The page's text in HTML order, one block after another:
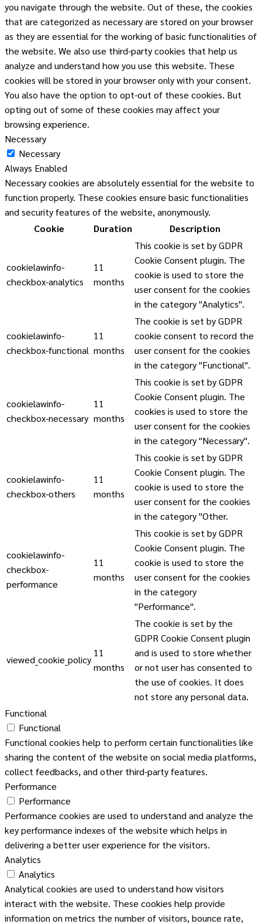
you navigate through the website. Out of these, the cookies
that are categorized as necessary are stored on your browser
as they are essential for the working of basic functionalities of
the website. We also use third-party cookies that help us
analyze and understand how you use this website. These
cookies will be stored in your browser only with your consent.
You also have the option to opt-out of these cookies. But
opting out of some of these cookies may affect your
browsing experience.
Necessary
Necessary
Always Enabled
Necessary cookies are absolutely essential for the website to
function properly. These cookies ensure basic functionalities
and security features of the website, anonymously.
Cookie
Duration Description
cookielawinfo-
checkbox-analytics
11
months
This cookie is set by GDPR
Cookie Consent plugin. The
cookie is used to store the
user consent for the cookies
in the category "Analytics".
cookielawinfo-
checkbox-functional
11
months
The cookie is set by GDPR
cookie consent to record the
user consent for the cookies
in the category "Functional".
cookielawinfo-
checkbox-necessary
11
months
This cookie is set by GDPR
Cookie Consent plugin. The
cookies is used to store the
user consent for the cookies
in the category "Necessary".
cookielawinfo-
checkbox-others
11
months
This cookie is set by GDPR
Cookie Consent plugin. The
cookie is used to store the
user consent for the cookies
in the category "Other.
cookielawinfo-
checkbox-
performance
11
months
This cookie is set by GDPR
Cookie Consent plugin. The
cookie is used to store the
user consent for the cookies
in the category
"Performance".
viewed_cookie_policy
11
months
The cookie is set by the
GDPR Cookie Consent plugin
and is used to store whether
or not user has consented to
the use of cookies. It does
not store any personal data.
Functional
Functional
Functional cookies help to perform certain functionalities like
sharing the content of the website on social media platforms,
collect feedbacks, and other third-party features.
Performance
Performance
Performance cookies are used to understand and analyze the
key performance indexes of the website which helps in
delivering a better user experience for the visitors.
Analytics
Analytics
Analytical cookies are used to understand how visitors
interact with the website. These cookies help provide
information on metrics the number of visitors, bounce rate,